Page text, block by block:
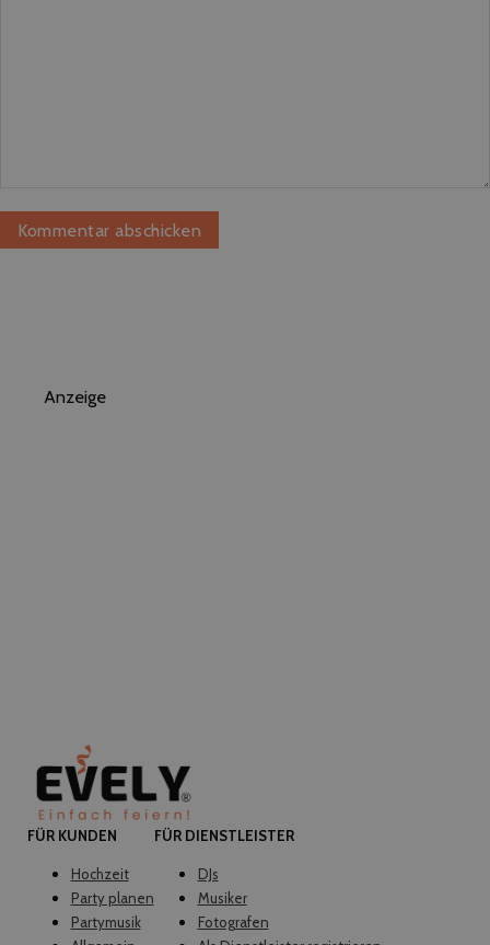
Anzeige
FÜR KUNDEN
Hochzeit
Party planen
Partymusik
FÜR DIENSTLEISTER
DJs
Musiker
Fotografen